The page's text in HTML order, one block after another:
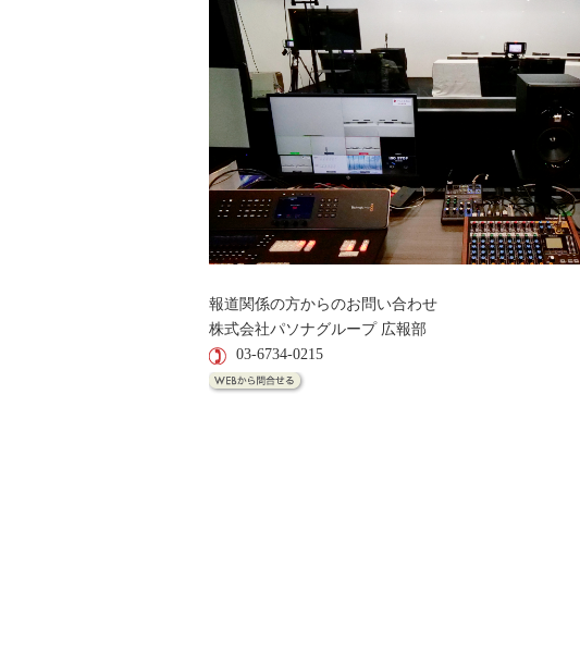
報道関係の方からのお問い合わせ
株式会社パソナグループ 広報部
03-6734-0215